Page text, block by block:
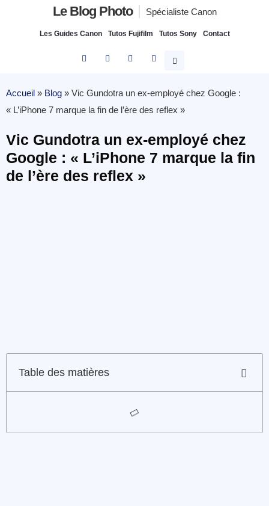
Le Blog Photo Spécialiste Canon
Les Guides Canon Tutos Fujifilm Tutos Sony Contact
Accueil » Blog » Vic Gundotra un ex-employé chez Google :
« L’iPhone 7 marque la fin de l’ère des reflex »
Vic Gundotra un ex-employé chez
Google : « L’iPhone 7 marque la fin
de l’ère des reflex »
Table des matières